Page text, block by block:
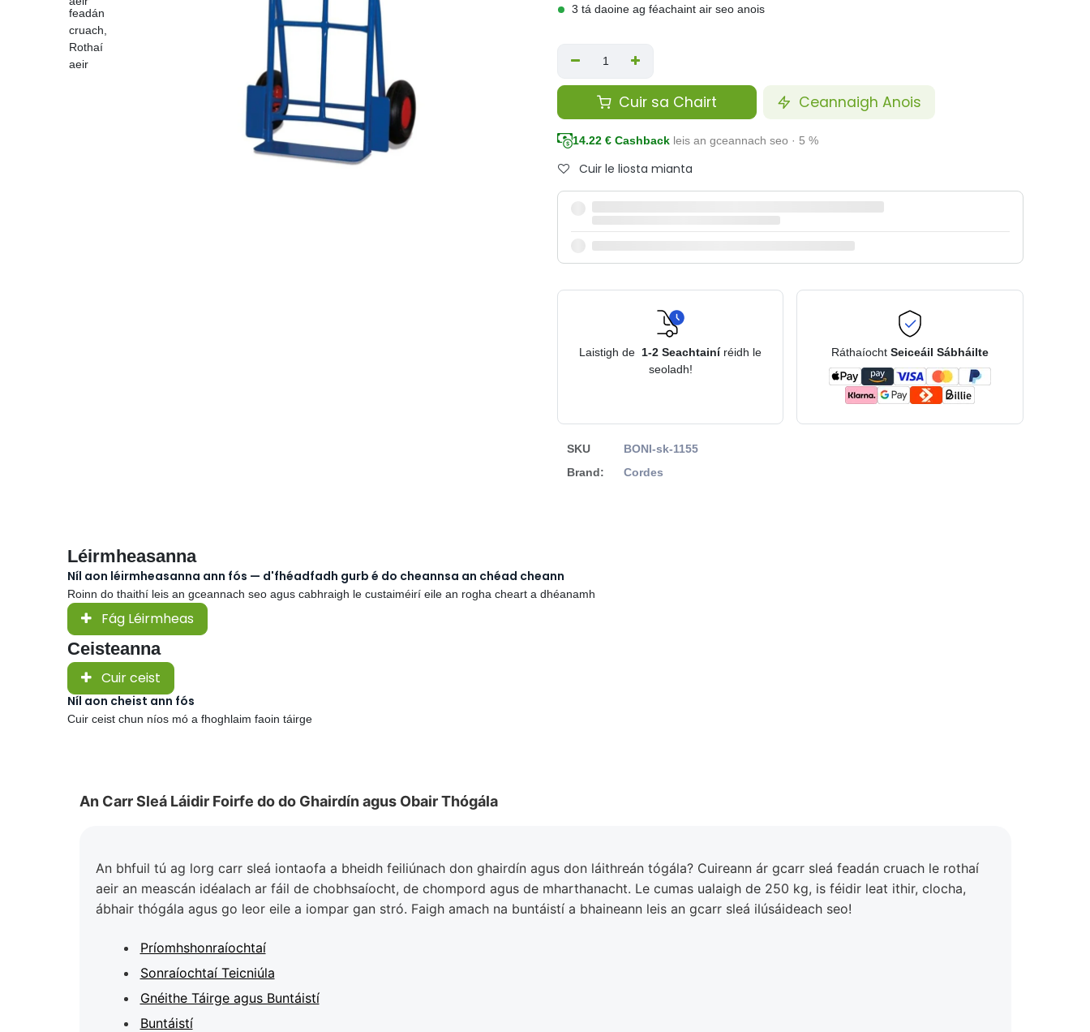
3 tá daoine ag féachaint air seo anois
Cuir sa Chairt Ceannaigh Anois
14.22 € Cashback leis an gceannach seo · 5 %
Cuir le liosta mianta
Laistigh de 1-2 Seachtainí réidh le
seoladh!
Ráthaíocht Seiceáil Sábháilte
SKU
BONI-sk-1155
Brand:
Cordes
Léirmheasanna
Níl aon léirmheasanna ann fós — d'fhéadfadh gurb é do cheannsa an chéad cheann
Roinn do thaithí leis an gceannach seo agus cabhraigh le custaiméirí eile an rogha cheart a dhéanamh
Fág Léirmheas
Ceisteanna
Cuir ceist
Níl aon cheist ann fós
Cuir ceist chun níos mó a fhoghlaim faoin táirge
An Carr Sleá Láidir Foirfe do do Ghairdín agus Obair Thógála
An bhfuil tú ag lorg carr sleá iontaofa a bheidh feiliúnach don ghairdín agus don láithreán tógála? Cuireann ár gcarr sleá feadán cruach le rothaí
aeir an meascán idéalach ar fáil de chobhsaíocht, de chompord agus de mharthanacht. Le cumas ualaigh de 250 kg, is féidir leat ithir, clocha,
ábhair thógála agus go leor eile a iompar gan stró. Faigh amach na buntáistí a bhaineann leis an gcarr sleá ilúsáideach seo!
Príomhshonraíochtaí
Sonraíochtaí Teicniúla
Gnéithe Táirge agus Buntáistí
Buntáistí